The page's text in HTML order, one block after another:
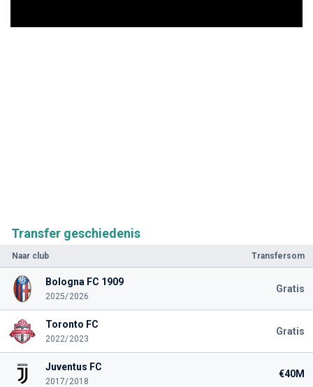
Transfer geschiedenis
Naar club Transfersom
Bologna FC 1909
2025/2026
Gratis
Toronto FC
2022/2023
Gratis
Juventus FC
2017/2018
€40M